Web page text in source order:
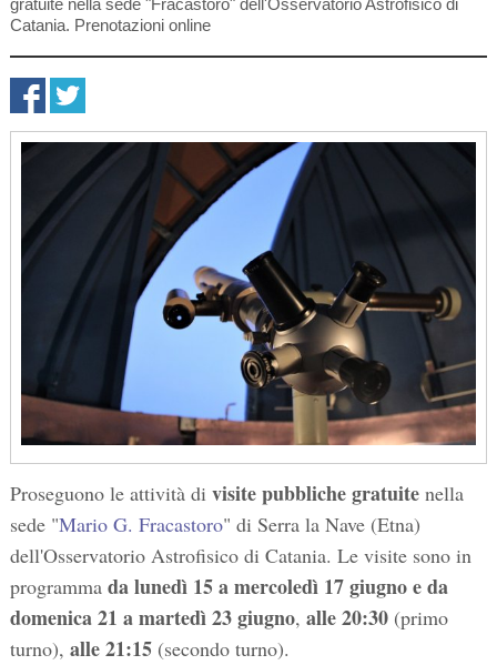
gratuite nella sede "Fracastoro" dell'Osservatorio Astrofisico di
Catania. Prenotazioni online
Proseguono le attività di visite pubbliche gratuitenella
sede "Mario G. Fracastoro" di Serra la Nave (Etna)
dell'Osservatorio Astrofisico di Catania. Le visite sono in
programma da lunedì 15 a mercoledì 17 giugno e da
domenica 21 a martedì 23 giugno, alle 20:30(primo
turno), alle 21:15(secondo turno).